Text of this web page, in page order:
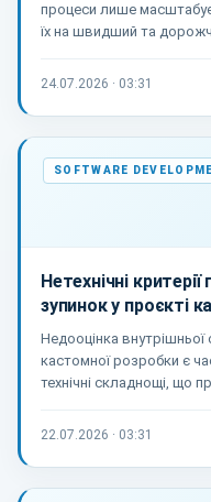
процеси лише
їх на швидший та
24.07.2026 · 03:31
SOFTWARE
Нетехнічні
зупинок у проєкті
Недооцінка внутрішньої
кастомної розробки є
технічні складнощі, що
22.07.2026 · 03:31